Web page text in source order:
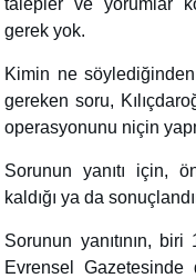
talepler ve yorumlar
gerek yok.
Kimin ne
gereken soru,
operasyonunu niçin
Sorunun yanıtı için,
kaldığı ya da
Sorunun yanıtının,
Evrensel